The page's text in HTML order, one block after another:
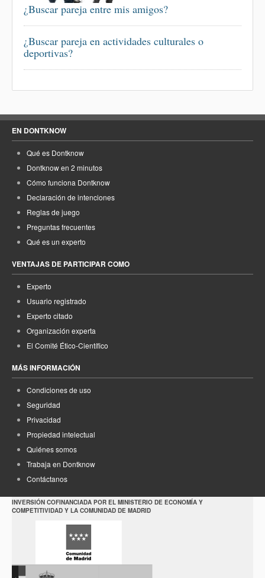
¿Buscar pareja entre mis amigos?
¿Buscar pareja en actividades culturales o
deportivas?
EN DONTKNOW
Qué es Dontknow
Dontknow en 2 minutos
Cómo funciona Dontknow
Declaración de intenciones
Reglas de juego
Preguntas frecuentes
Qué es un experto
VENTAJAS DE PARTICIPAR COMO
Experto
Usuario registrado
Experto citado
Organización experta
El Comité Ético-Científico
MÁS INFORMACIÓN
Condiciones de uso
Seguridad
Privacidad
Propiedad intelectual
Quiénes somos
Trabaja en Dontknow
Contáctanos
INVERSIÓN COFINANCIADA POR EL MINISTERIO DE ECONOMÍA Y
COMPETITIVIDAD Y LA COMUNIDAD DE MADRID